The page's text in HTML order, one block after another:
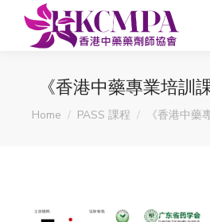
《香港中藥專業培訓
You are here:
Home PASS 課程 《香港中藥